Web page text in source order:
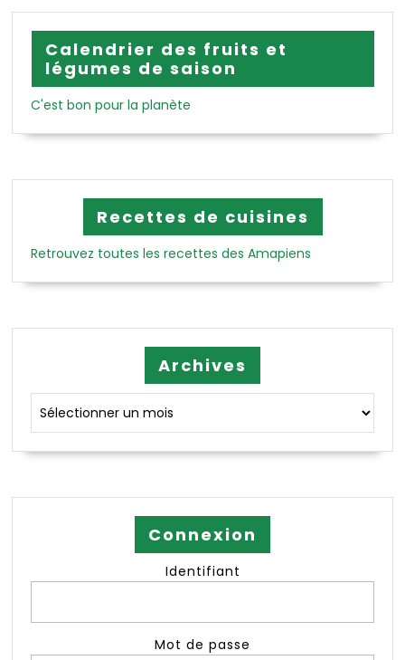
Calendrier des fruits et
légumes de saison
C'est bon pour la planète
Recettes de cuisines
Retrouvez toutes les recettes des Amapiens
Archives
Connexion
Identifiant
Mot de passe